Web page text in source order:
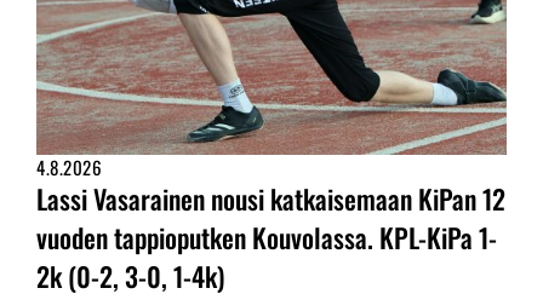
4.8.2026
Lassi Vasarainen nousi katkaisemaan KiPan 12
vuoden tappioputken Kouvolassa. KPL-KiPa 1-
2k (0-2, 3-0, 1-4k)